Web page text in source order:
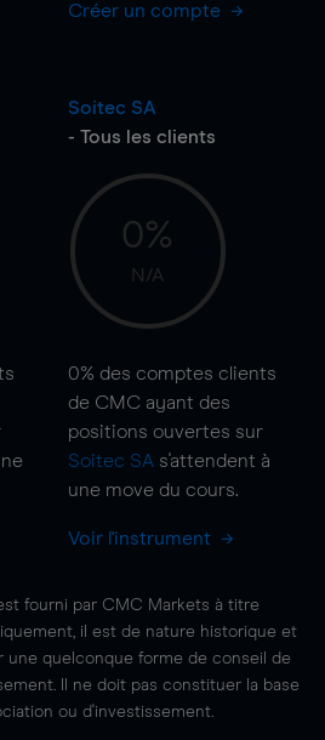
Créer un compte
Soitec SA
- Tous les clients
0%
N/A
0% des comptes clients
de CMC ayant des
positions ouvertes sur
Soitec SA s'attendent à
une move du cours.
Voir l'instrument
fourni par CMC Markets à titre
il est de nature historique et
une quelconque forme de conseil de
Il ne doit pas constituer la base
ou d'investissement.